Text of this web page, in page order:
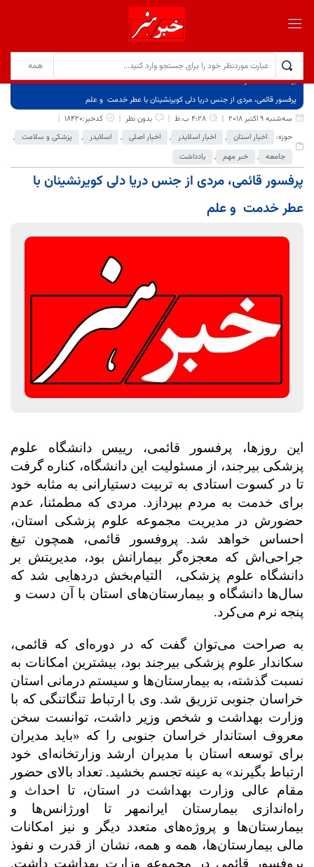
برگ نخست
نوشته‌ها
پرفسور قائمی، مردی از جنس دریا دلی کویرنشینان با عطر خدمت و علم
سه‌شنبه 9 اکتبر 2018
4:28 ب.ظ بدون نظر
کدخبر:18420
حوزه:
اخبار استان , اخبار اسلایدر , اخبار اصلی , اسلایدر , پزشکی و سلامت ,
جامعه , خبر مهم , یادداشت
پرفسور قائمی، مردی از جنس دریا دلی کویرنشینان با
عطر خدمت و علم
این روزها، پرفسور قائمی، رییس دانشگاه علوم
پزشکی بیرجند، از مسئولیت این دانشگاه، کناره گرفت
تا در کسوت استادی به تربیت دستیارانی به مثابه خود
برای خدمت به مردم بپردازد. مردی که مطمئنا، عدم
حضورش در مدیریت مجموعه علوم پزشکی استان،
احساس خواهد شد. پروفسور قائمی، همچون تیغ
جراحی‌اش که معجزه‌گر بیمارانش بود، مدیریتش بر
دانشگاه علوم پزشکی،
التیام‌بخش دردهایی شد که
سال‌ها دانشگاه و بیمارستان‌های استان با آن دست و
پنجه نرم می‌کرد.
به صراحت می‌توان گفت که در دوره‌ای که قائمی،
سکاندار علوم پزشکی بیرجند بود، بیشترین امکانات به
نسبت گذشته، به بیمارستان‌ها و سیستم درمانی استان
خراسان جنوبی تزریق شد. وی با ارتباط تنگاتنگی که با
وزارت بهداشت و شخص وزیر داشت، توانست سخن
معروف استاندار خراسان جنوبی را که «باید مدیران
برای توسعه استان با مدیران ارشد وزارتخانه‌ای خود
ارتباط بگیرند» به عینه تجسم بخشید. تعداد بالای حضور
مقام عالی وزارت بهداشت در استان، تا احداث و
راه‌اندازی بیمارستان ایرانمهر تا اورژانس‌ها و
بیمارستان‌ها و پروژ‌ه‌های متعدد دیگر و نیز امکانات
مالی بیمارستان‌ها، همه و همه، نشان از قدرت و نفوذ
پروفسور قائمی در مجموعه وزارت بهداشت داشت.